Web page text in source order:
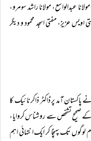
عبدالواسع، مولانا راشد سومرو،
اویس عزیز، مفتی اسجد محمود و دیگر
آمد پر ڈاکٹر ذاکر نائیک کا
صحیح تشخص سے روشناس کروایا،
تک پہنچا کر ایک انتہائی اہم